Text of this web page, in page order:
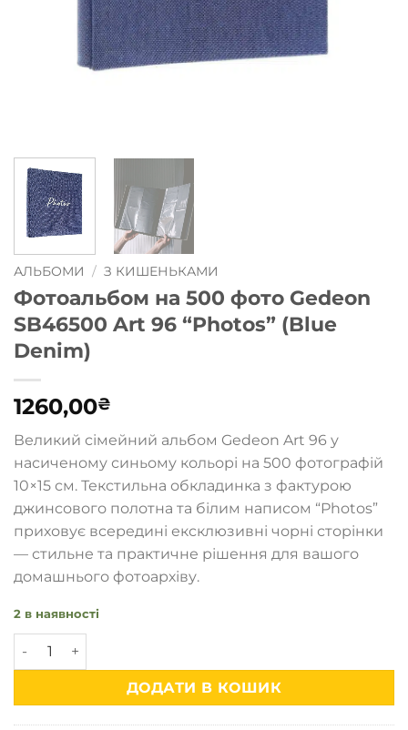
АЛЬБОМИ / З КИШЕНЬКАМИ
Фотоальбом на 500 фото Gedeon
SB46500 Art 96 “Photos” (Blue
Denim)
1260,00₴
Великий сімейний альбом Gedeon Art 96 у
насиченому синьому кольорі на 500 фотографій
10×15 см. Текстильна обкладинка з фактурою
джинсового полотна та білим написом “Photos”
приховує всередині ексклюзивні чорні сторінки
— стильне та практичне рішення для вашого
домашнього фотоархіву.
2 в наявності
Фотоальбом на 500 фото Gedeon SB46500 Art 96
ДОДАТИ В КОШИК